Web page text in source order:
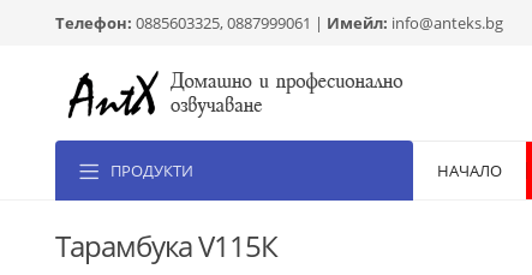
Телефон: 0885603325, 0887999061 | Имейл: info@anteks.bg
ПРОДУКТИ НАЧАЛО
Тарамбука V115К